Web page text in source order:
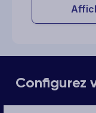
Configurez